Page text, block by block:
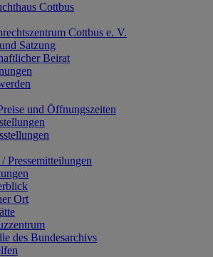
Cottbus
Cottbus e. V.
Satzung
Beirat
und Öffnungszeiten
Pressemitteilungen
Ort
des Bundesarchivs